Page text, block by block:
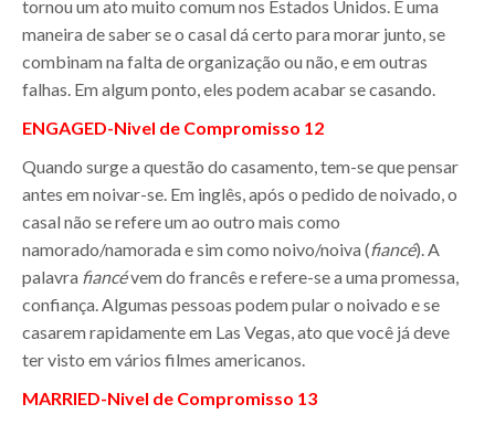
tornou um ato muito comum nos Estados Unidos. É uma
maneira de saber se o casal dá certo para morar junto, se
combinam na falta de organização ou não, e em outras
falhas. Em algum ponto, eles podem acabar se casando.
ENGAGED-Nivel de Compromisso 12
Quando surge a questão do casamento, tem-se que pensar
antes em noivar-se. Em inglês, após o pedido de noivado, o
casal não se refere um ao outro mais como
namorado/namorada e sim como noivo/noiva (fiancé). A
palavra fiancévem do francês e refere-se a uma promessa,
confiança. Algumas pessoas podem pular o noivado e se
casarem rapidamente em Las Vegas, ato que você já deve
ter visto em vários filmes americanos.
MARRIED-Nivel de Compromisso 13